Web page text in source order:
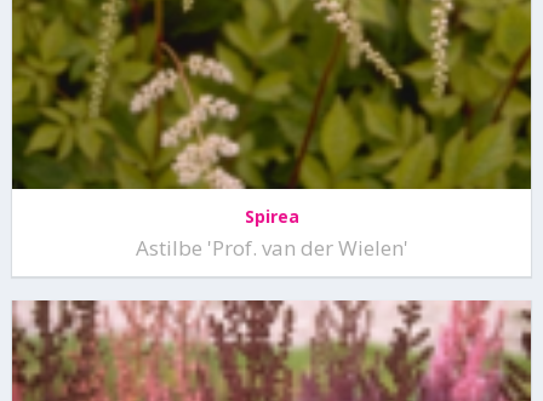
Spirea
Astilbe 'Prof. van der Wielen'